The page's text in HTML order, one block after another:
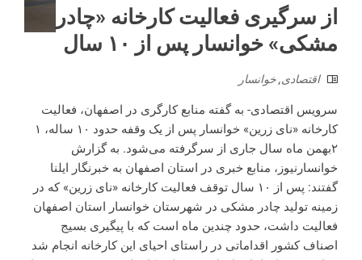
از سرگیری فعالیت کارخانه «چادر
مشکی» خوانسار پس از ۱۰ سال
اقتصادی,خوانسار
سرویس اقتصادی- به گفته منابع کارگری در اصفهان، فعالیت
کارخانه «نای زرین» خوانسار پس از یک وقفه حدود ۱۰ ساله، ۱
۲بهمن ماه سال جاری از سرگرفته می‌شود. به گزارش
خوانسارنیوز، منابع خبری در استان اصفهان به خبرنگار ایلنا
گفتند: پس از ۱۰ سال توقف فعالیت کارخانه «نای زرین» که در
زمینه تولید چادر مشکی در شهرستان خوانسار استان اصفهان
فعالیت داشت، حدود چندین ماه است که با پیگیری بسیج
اصناف کشور اقداماتی در راستای احیای این کارخانه انجام شد